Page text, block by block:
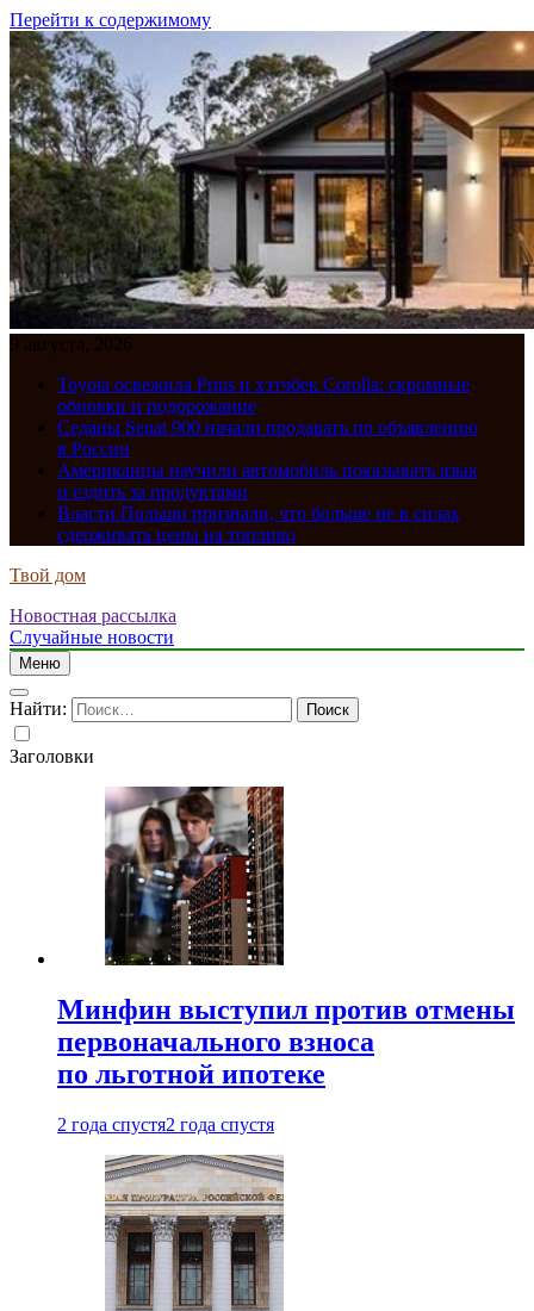
Перейти к содержимому
9 августа, 2026
Toyota освежила Prius и хэтчбек Corolla: скромные
обновки и подорожание
Седаны Senat 900 начали продавать по объявлению
в России
Американцы научили автомобиль показывать язык
и ездить за продуктами
Власти Польши признали, что больше не в силах
сдерживать цены на топливо
Твой дом
Новостная рассылка
Случайные новости
Меню
Найти:
Заголовки
Минфин выступил против отмены
первоначального взноса
по льготной ипотеке
2 года спустя2 года спустя